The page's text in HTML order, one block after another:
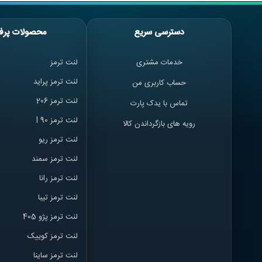
هرچه سیستم
دارید، سراغ
همچنین دقت
برندهای
باند یا
اسپیکر یا
اسپیکرهای
باند گرد یا
نوع باند
باند بیضی یا
موسیقی را
انواع بلندگو
دسترسی سریع
خدمات مشتری
حساب کاربری من
تماس با یدک پارت
رویه های بازگرداندن کالا
محصولات
لنت ترمز
لنت ترمز پراید
لنت ترمز 206
لنت ترمز l 90
لنت ترمز ریو
لنت ترمز سمند
لنت ترمز رانا
لنت ترمز تیبا
لنت ترمز پژو 405
لنت ترمز کوییک
لنت ترمز ساینا